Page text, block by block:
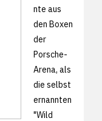
nte aus
den Boxen
der
Porsche-
Arena, als
die selbst
ernannten
"Wild